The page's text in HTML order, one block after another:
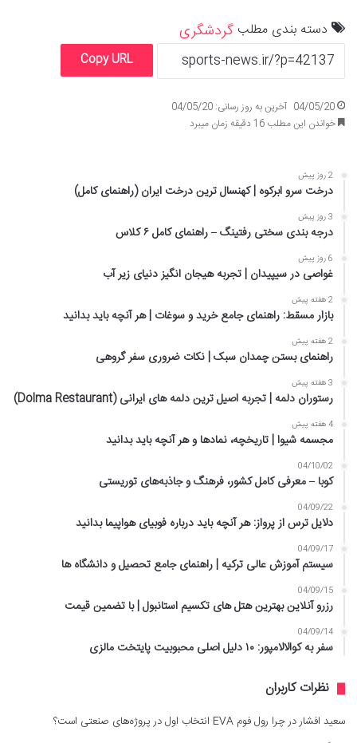
دسته بندی مطلب گردشگری
Copy URL
04/05/20 آخرین به روز رسانی: 04/05/20
خواندن این مطلب 16 دقیقه زمان میبرد
2 روز پیش
درخت سرو ابرکوه | کهنسال ترین درخت ایران (راهنمای کامل)
3 روز پیش
درجه بندی سختی رفتینگ – راهنمای کامل ۶ کلاس
6 روز پیش
غواصی در سیپیدان | تجربه هیجان انگیز دنیای زیر آب
2 هفته پیش
بازار مسقط: راهنمای جامع خرید و سوغات | هر آنچه باید بدانید
2 هفته پیش
راهنمای بستن چمدان سبک | نکات ضروری سفر گروهی
3 هفته پیش
رستوران دلمه | تجربه اصیل ترین دلمه های ایرانی (Dolma Restaurant)
4 هفته پیش
مجسمه شیوا | تاریخچه، نمادها و هر آنچه باید بدانید
04/10/02
کوبا – معرفی کامل کشور، فرهنگ و جاذبه‌های توریستی
04/09/22
دلایل ترس از پرواز: هر آنچه باید درباره فوبیای هواپیما بدانید
04/09/17
سیستم آموزش عالی ترکیه | راهنمای جامع تحصیل و دانشگاه ها
04/09/15
رزرو آنلاین بهترین هتل های تکسیم استانبول | با تضمین قیمت
04/09/14
سفر به کوالالامپور: ۱۰ دلیل اصلی محبوبیت پایتخت مالزی
نظرات کاربران
سعید افشاردرچرا رول فوم EVA انتخاب اول در پروژه‌های صنعتی است؟